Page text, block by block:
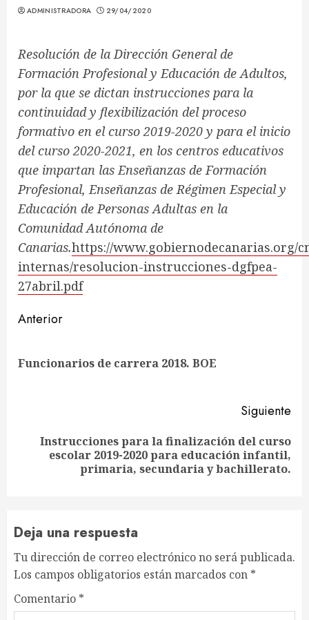
ADMINISTRADORA 29/04/2020
Resolución de la Dirección General de
Formación Profesional y Educación de Adultos,
por la que se dictan instrucciones para la
continuidad y flexibilización del proceso
formativo en el curso 2019-2020 y para el inicio
del curso 2020-2021, en los centros educativos
que impartan las Enseñanzas de Formación
Profesional, Enseñanzas de Régimen Especial y
Educación de Personas Adultas en la
Comunidad Autónoma de
Canarias.https://www.gobiernodecanarias.org/
internas/resolucion-instrucciones-dgfpea-
27abril.pdf
Sigue
Anterior
Funcionarios de carrera 2018. BOE
Siguiente
Siguiente
Instrucciones para la finalización del curso
escolar 2019-2020 para educación infantil,
primaria, secundaria y bachillerato.
Deja una respuesta
Tu dirección de correo electrónico no será publicada.
Los campos obligatorios están marcados con *
Comentario *